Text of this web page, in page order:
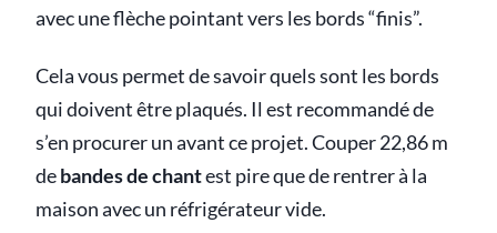
avec une flèche pointant vers les bords “finis”.
Cela vous permet de savoir quels sont les bords
qui doivent être plaqués. Il est recommandé de
s’en procurer un avant ce projet. Couper 22,86 m
debandes de chantest pire que de rentrer à la
maison avec un réfrigérateur vide.